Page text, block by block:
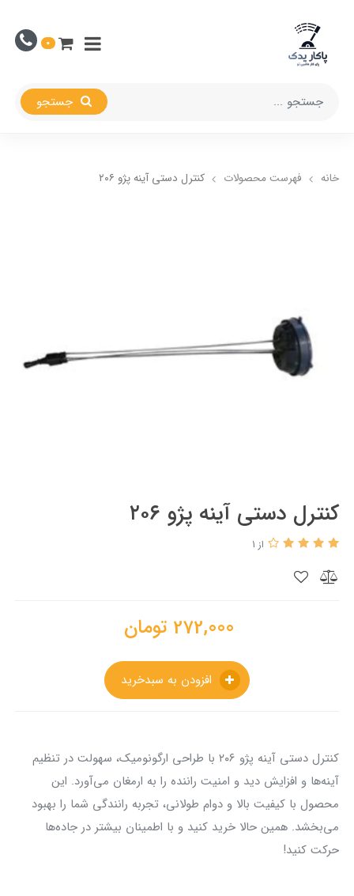
0
خانه فهرست محصولات کنترل دستی آینه پژو ۲۰۶
کنترل دستی آینه پژو ۲۰۶
از 1
272,000 تومان
کنترل دستی آینه پژو ۲۰۶ با طراحی ارگونومیک، سهولت در تنظیم
آینه‌ها و افزایش دید و امنیت راننده را به ارمغان می‌آورد. این
محصول با کیفیت بالا و دوام طولانی، تجربه رانندگی شما را بهبود
می‌بخشد. همین حالا خرید کنید و با اطمینان بیشتر در جاده‌ها
حرکت کنید!